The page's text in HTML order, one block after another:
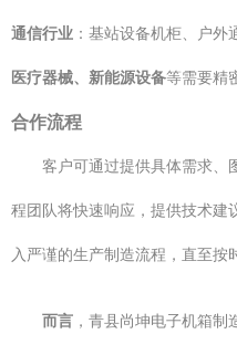
通信行业 ：基站设备机柜、户外
医疗器械、新能源设备等需要精
合作流程
客户可通过提供具体需求、
程团队将快速响应，提供技术建
入严谨的生产制造流程，直至按
而言 ，青县尚坤电子机箱